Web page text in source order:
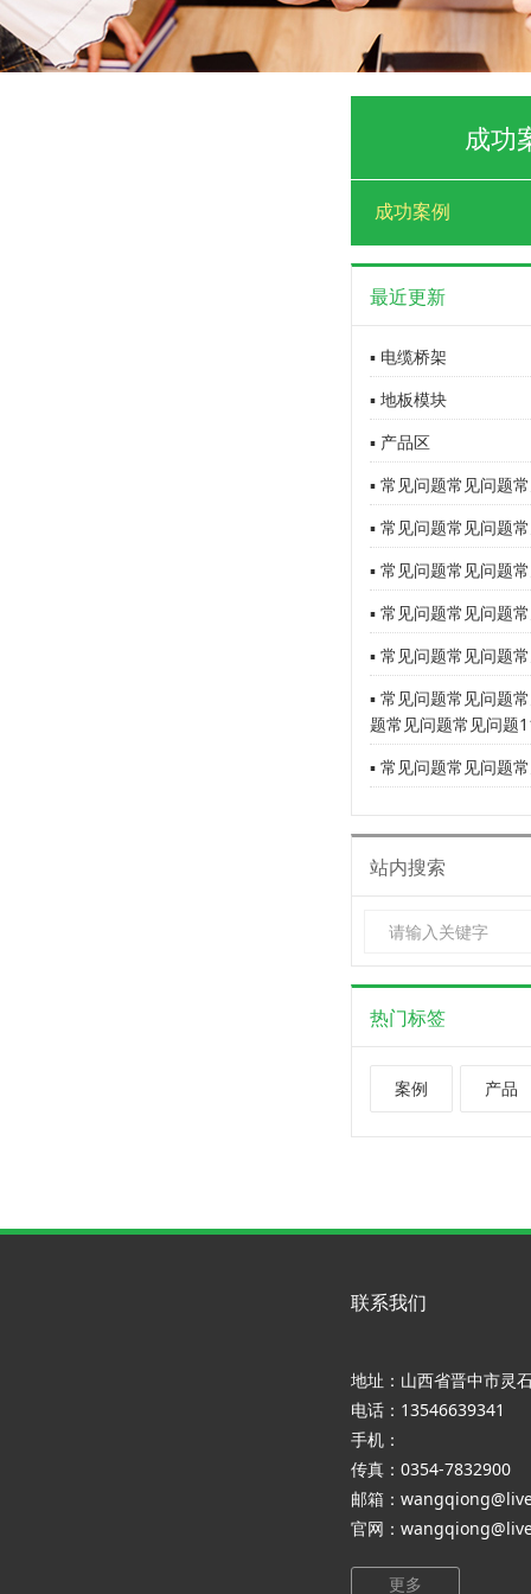
成功
成功案例
最近更新
▪ 电缆桥架
▪ 地板模块
▪ 产品区
▪ 常见问题常见问题
▪ 常见问题常见问题
▪ 常见问题常见问题
▪ 常见问题常见问题
▪ 常见问题常见问题
▪ 常见问题常见问题
题常见问题常见问题
▪ 常见问题常见问题
站内搜索
热门标签
案例 产品
联系我们
地址：山西省晋中市灵
电话：13546639341
手机：
传真：0354-7832900
邮箱：
官网：
更多